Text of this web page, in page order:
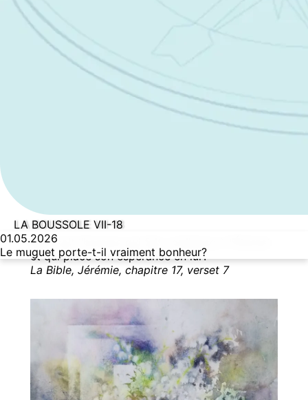
LA BOUSSOLE VII-18
01.05.2026
Le muguet porte-t-il vraiment bonheur?
Béni soit l’homme qui fait confiance à l’Éternel
et qui place son espérance en lui !
La Bible, Jérémie, chapitre 17, verset 7